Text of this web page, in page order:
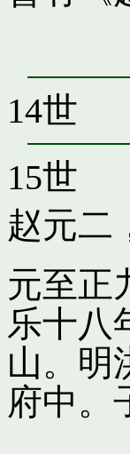
14世
15世
赵元二
元至正
乐十八
山。明
府中。